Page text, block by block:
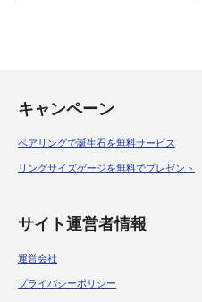
キャンペーン
ペアリングで誕生石を無料サービス
リングサイズゲージを無料でプレゼント
サイト運営者情報
運営会社
プライバシーポリシー